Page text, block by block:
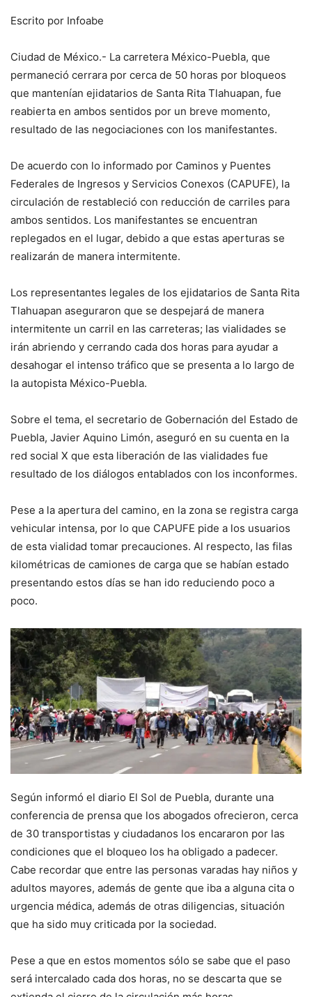
Escrito por Infoabe
Ciudad de México.- La carretera México-Puebla, que
permaneció cerrara por cerca de 50 horas por bloqueos
que mantenían ejidatarios de Santa Rita Tlahuapan, fue
reabierta en ambos sentidos por un breve momento,
resultado de las negociaciones con los manifestantes.
De acuerdo con lo informado por Caminos y Puentes
Federales de Ingresos y Servicios Conexos (CAPUFE), la
circulación de restableció con reducción de carriles para
ambos sentidos. Los manifestantes se encuentran
replegados en el lugar, debido a que estas aperturas se
realizarán de manera intermitente.
Los representantes legales de los ejidatarios de Santa Rita
Tlahuapan aseguraron que se despejará de manera
intermitente un carril en las carreteras; las vialidades se
irán abriendo y cerrando cada dos horas para ayudar a
desahogar el intenso tráfico que se presenta a lo largo de
la autopista México-Puebla.
Sobre el tema, el secretario de Gobernación del Estado de
Puebla, Javier Aquino Limón, aseguró en su cuenta en la
red social X que esta liberación de las vialidades fue
resultado de los diálogos entablados con los inconformes.
Pese a la apertura del camino, en la zona se registra carga
vehicular intensa, por lo que CAPUFE pide a los usuarios
de esta vialidad tomar precauciones. Al respecto, las filas
kilométricas de camiones de carga que se habían estado
presentando estos días se han ido reduciendo poco a
poco.
Según informó el diario El Sol de Puebla, durante una
conferencia de prensa que los abogados ofrecieron, cerca
de 30 transportistas y ciudadanos los encararon por las
condiciones que el bloqueo los ha obligado a padecer.
Cabe recordar que entre las personas varadas hay niños y
adultos mayores, además de gente que iba a alguna cita o
urgencia médica, además de otras diligencias, situación
que ha sido muy criticada por la sociedad.
Pese a que en estos momentos sólo se sabe que el paso
será intercalado cada dos horas, no se descarta que se